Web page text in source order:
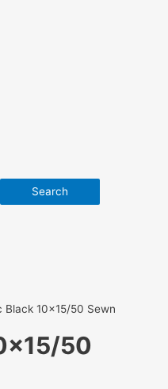
Search
Black 10×15/50 Sewn
50